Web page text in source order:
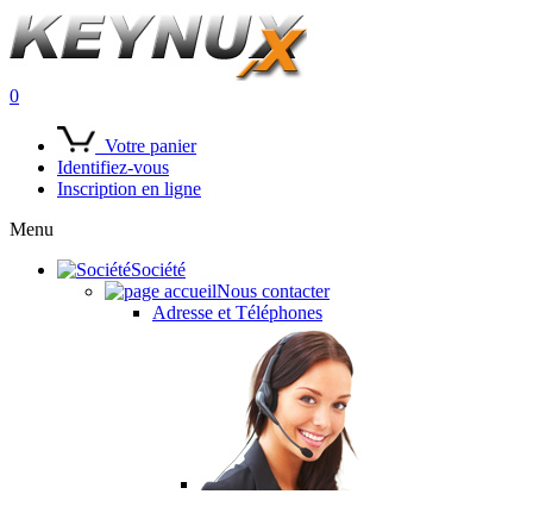
0
Votre panier
Identifiez-vous
Inscription en ligne
Menu
Société
Nous contacter
Adresse et Téléphones